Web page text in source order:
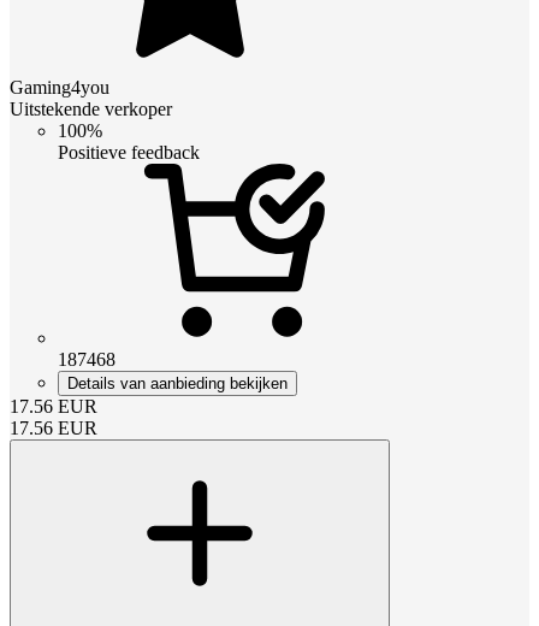
Gaming4you
Uitstekende verkoper
100%
Positieve feedback
187468
Details van aanbieding bekijken
17.56 EUR
17.56 EUR